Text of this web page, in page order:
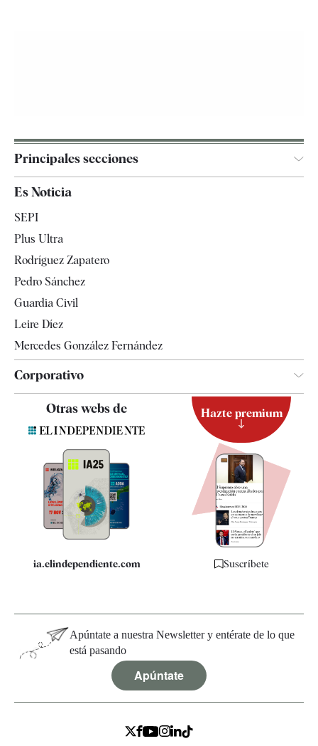
Principales secciones
España
Televisión
Es Noticia
SEPI
Plus Ultra
Rodríguez Zapatero
Pedro Sánchez
Guardia Civil
Leire Díez
Mercedes González Fernández
Corporativo
Contacto
Quiénes somos
Especificaciones
Otras webs de
ia.elindependiente.com
Hazte premium
Suscríbete
Apúntate a nuestra Newsletter y entérate de lo que
está pasando
Apúntate